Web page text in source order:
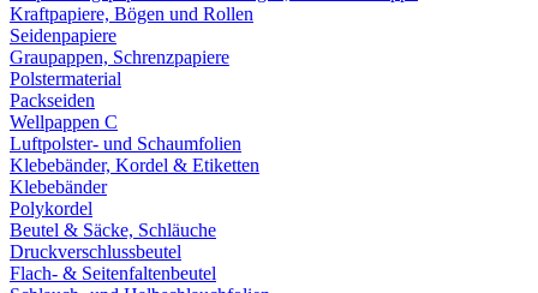
Kraftpapiere, Bögen und Rollen
Seidenpapiere
Graupappen, Schrenzpapiere
Polstermaterial
Packseiden
Wellpappen C
Luftpolster- und Schaumfolien
Klebebänder, Kordel & Etiketten
Klebebänder
Polykordel
Beutel & Säcke, Schläuche
Druckverschlussbeutel
Flach- & Seitenfaltenbeutel